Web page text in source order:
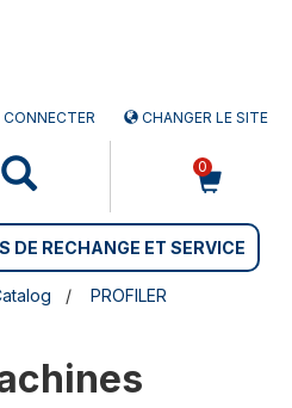
CONNECTER CHANGER LE SITE
0
DE RECHANGE ET SERVICE
PROFILER